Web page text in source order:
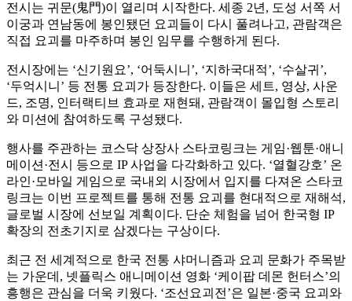
전시는 귀문(鬼門)이 열리며 시작한다. 세종 2년, 도성 서쪽 서
이궁과 연남동에 봉인됐던 요괴들이 다시 풀려나고, 관람객은
직접 요괴를 마주하며 봉인 임무를 수행하게 된다.
전시장에는 ‘신기원요’, ‘어둑시니’, ‘지하국대적’, ‘수살귀’,
‘두억시니’ 등 전통 요괴가 등장한다. 이들은 세트, 영상, 사운
드, 조명, 인터랙티브 효과로 재현돼, 관람객이 몰입형 스토리
와 미션에 참여하도록 구성됐다.
행사를 주관하는 코스닥 상장사 스타코링크는 게임·웹툰·애니
메이션·전시 등으로 IP 사업을 다각화하고 있다. ‘열혈강호’ 온
라인·모바일 게임으로 국내외 시장에서 입지를 다져온 스타코
링크는 이번 프로젝트를 통해 전통 요괴를 현대적으로 재해석,
글로벌 시장에 선보일 계획이다. 단순 체험을 넘어 한국형 IP
확장의 전초기지로 삼겠다는 구상이다.
최근 전 세계적으로 한국 전통 샤머니즘과 요괴 문화가 주목받
는 가운데, 넷플릭스 애니메이션 영화 ‘케이팝 데몬 헌터스’의
흥행은 관심을 더욱 키웠다. ‘조선요괴전’은 일본·중국 요괴와